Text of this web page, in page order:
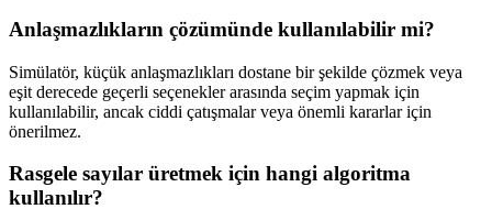
Anlaşmazlıkların çözümünde kullanılabilir mi?
Simülatör, küçük anlaşmazlıkları dostane bir şekilde çözmek veya
eşit derecede geçerli seçenekler arasında seçim yapmak için
kullanılabilir, ancak ciddi çatışmalar veya önemli kararlar için
önerilmez.
Rasgele sayılar üretmek için hangi algoritma
kullanılır?